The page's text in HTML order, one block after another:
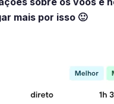
mais por isso 🙂